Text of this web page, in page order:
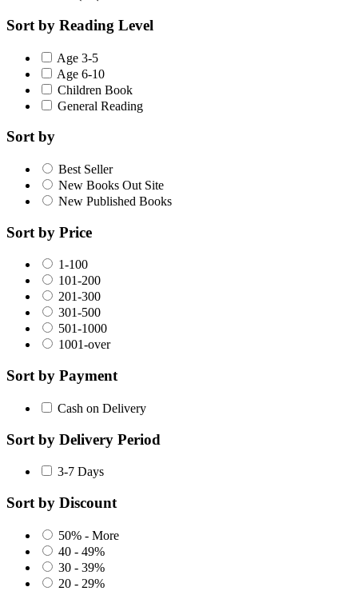
Sort by Reading Level
Age 3-5
Age 6-10
Children Book
General Reading
Sort by
Best Seller
New Books Out Site
New Published Books
Sort by Price
1-100
101-200
201-300
301-500
501-1000
1001-over
Sort by Payment
Cash on Delivery
Sort by Delivery Period
3-7 Days
Sort by Discount
50% - More
40 - 49%
30 - 39%
20 - 29%